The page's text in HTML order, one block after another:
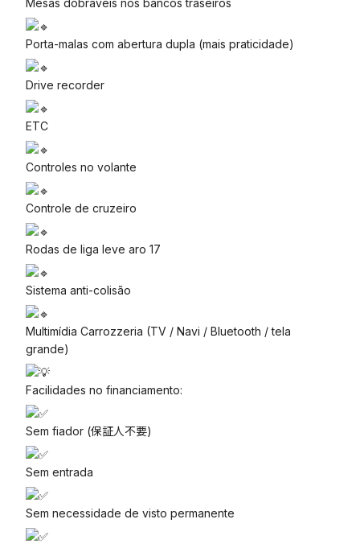
Porta-malas com abertura dupla (mais praticidade)
Drive recorder
ETC
Controles no volante
Controle de cruzeiro
Rodas de liga leve aro 17
Sistema anti-colisão
Multimídia Carrozzeria (TV / Navi / Bluetooth / tela
grande)
Facilidades no financiamento:
Sem fiador (保証人不要)
Sem entrada
Sem necessidade de visto permanente